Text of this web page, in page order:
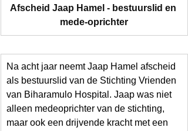
Afscheid Jaap Hamel - bestuurslid en
mede-oprichter
Na acht jaar neemt Jaap Hamel afscheid
als bestuurslid van de Stichting Vrienden
van Biharamulo Hospital. Jaap was niet
alleen medeoprichter van de stichting,
maar ook een drijvende kracht met een